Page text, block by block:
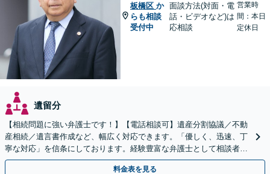
板橋区 か
らも相談
受付中
面談方法(対面・電
話・ビデオなど)は
応相談
営業時
間：本日
定休日
遺留分
【相続問題に強い弁護士です！】【電話相談可】遺産分割協議／不動
産相続／遺言書作成など、幅広く対応できます。「優しく、迅速、丁
寧な対応」を信条にしております。経験豊富な弁護士として相談者様
のため全力を尽くします。お気軽にご相談ください。
料金表を見る